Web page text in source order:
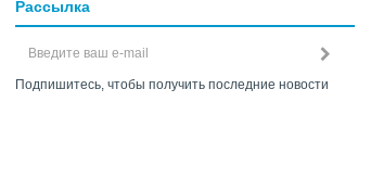
Рассылка
Подпишитесь, чтобы получить последние новости